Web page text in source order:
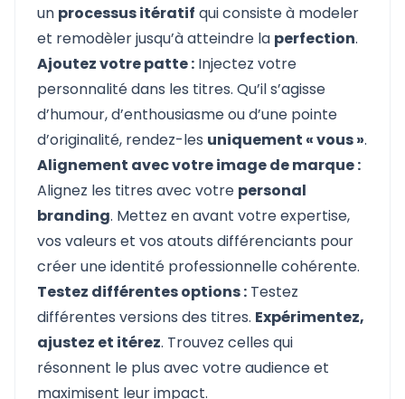
un processus itératif qui consiste à modeler
et remodèler jusqu’à atteindre la perfection.
Ajoutez votre patte : Injectez votre
personnalité dans les titres. Qu’il s’agisse
d’humour, d’enthousiasme ou d’une pointe
d’originalité, rendez-les uniquement « vous ».
Alignement avec votre image de marque :
Alignez les titres avec votre personal
branding. Mettez en avant votre expertise,
vos valeurs et vos atouts différenciants pour
créer une identité professionnelle cohérente.
Testez différentes options : Testez
différentes versions des titres. Expérimentez,
ajustez et itérez. Trouvez celles qui
résonnent le plus avec votre audience et
maximisent leur impact.